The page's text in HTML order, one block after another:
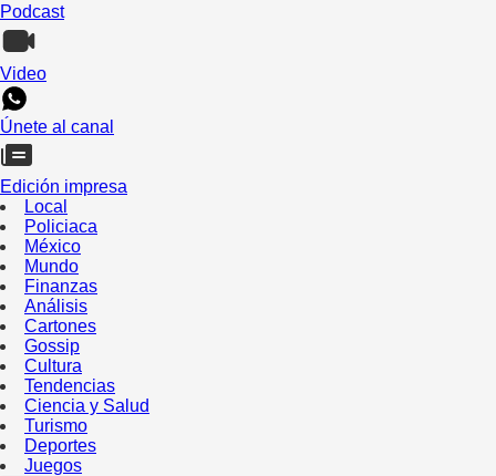
Podcast
Video
Únete al canal
Edición impresa
Local
Policiaca
México
Mundo
Finanzas
Análisis
Cartones
Gossip
Cultura
Tendencias
Ciencia y Salud
Turismo
Deportes
Juegos